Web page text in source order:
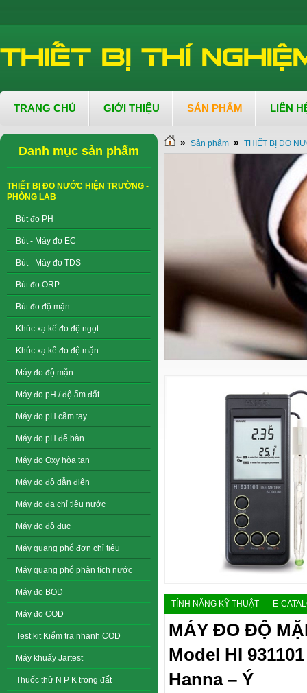
TRANG CHỦ GIỚI THIỆU SẢN PHẨM LIÊN
Danh mục sản phẩm
THIẾT BỊ ĐO NƯỚC HIỆN TRƯỜNG -
PHÒNG LAB
Bút đo PH
Bút - Máy đo EC
Bút - Máy đo TDS
Bút đo ORP
Bút đo độ mặn
Khúc xạ kế đo độ ngọt
Khúc xạ kế đo độ mặn
Máy đo độ mặn
Máy đo pH / độ ẩm đất
Máy đo pH cầm tay
Máy đo pH để bàn
Máy đo Oxy hòa tan
Máy đo độ dẫn điện
Máy đo đa chỉ tiêu nước
Máy đo độ đục
Máy quang phổ đơn chỉ tiêu
Máy quang phổ phân tích nước
Máy đo BOD
Máy đo COD
Test kit Kiểm tra nhanh COD
Máy khuấy Jartest
Thuốc thử N P K trong đất
» Sản phẩm » THIẾT BỊ ĐO
TÍNH NĂNG KỸ THUẬT E-
MÁY ĐO ĐỘ
Model HI 931101
Hanna – Ý